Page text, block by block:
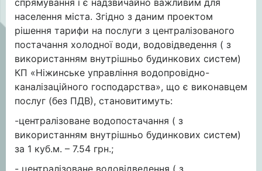
спрямування і є надзвичайно важливим для
населення міста. Згідно з даним проектом
рішення тарифи на послуги з централізованого
постачання холодної води, водовідведення ( з
використанням внутрішньо будинкових систем)
КП «Ніжинське управління водопровідно-
каналізаційного господарства», що є виконавцем
послуг (без ПДВ), становитимуть:
-централізоване водопостачання ( з
використанням внутрішньо будинкових систем)
за 1 куб.м. – 7.54 грн.;
- централізоване водовідведення ( з